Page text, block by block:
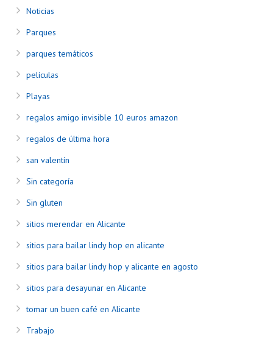
Noticias
Parques
parques temáticos
películas
Playas
regalos amigo invisible 10 euros amazon
regalos de última hora
san valentín
Sin categoría
Sin gluten
sitios merendar en Alicante
sitios para bailar lindy hop en alicante
sitios para bailar lindy hop y alicante en agosto
sitios para desayunar en Alicante
tomar un buen café en Alicante
Trabajo